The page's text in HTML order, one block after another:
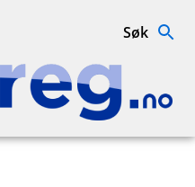
Interreg.no
Søk